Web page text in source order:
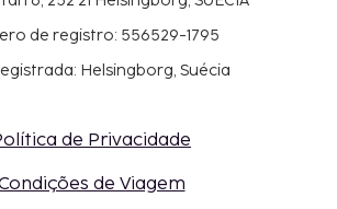
de registro: 556529-1795
Helsingborg, Suécia
de Privacidade
de Viagem